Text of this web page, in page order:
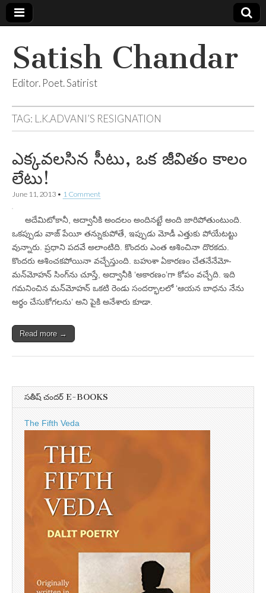
Satish Chandar
Editor. Poet. Satirist
TAG: L.K.ADVANI’S RESIGNATION
ఎక్కవలసిన సీటు, ఒక జీవితం కాలం
లేటు!
June 11, 2013 • 1 Comment
అదేమిటోకానీ, అద్వానీకి అందలం అందినట్టే అంది జారిపోతుంటుంది.
ఒకప్పుడు వాజ్‌ పేయీ తన్నుకుపోతే, ఇప్పుడు మోడీ ఎత్తుకు పోయేటట్టు
వున్నారు. ప్రధాని పదవే అలాంటిది. కొందరు ఎంత ఆశించినా దొరకదు.
కొందరు ఆశించకపోయినా వచ్చేస్తుంది. బహుశా ఏకారణం చేతనేనేమో-
మన్‌మోహన్‌ సింగ్‌ను చూస్తే, అద్వానీకి ‘అకారణం’గా కోపం వచ్చేది. ఇది
గమనించిన మన్‌మోహన్‌ ఒకటి రెండు సందర్భాలలో ‘ఆయన బాధను నేను
అర్థం చేసుకోగలను’ అని పైకి అనేశారు కూడా.
Read more →
సతీష్ చందర్ E-BOOKS
The Fifth Veda